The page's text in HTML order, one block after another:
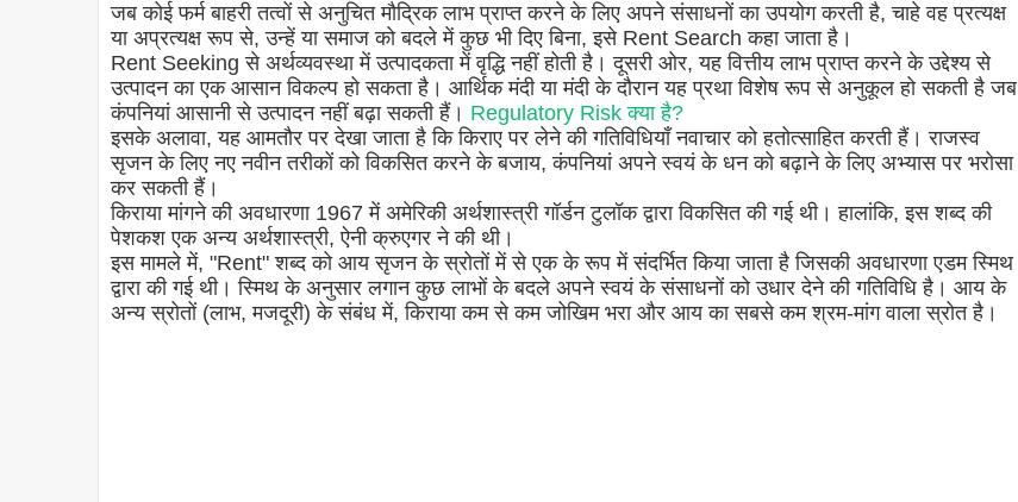
जब कोई फर्म बाहरी तत्वों से अनुचित मौद्रिक लाभ प्राप्त करने के लिए अपने संसाधनों का उपयोग करती है, चाहे वह प्रत्यक्ष
या अप्रत्यक्ष रूप से, उन्हें या समाज को बदले में कुछ भी दिए बिना, इसे Rent Search कहा जाता है।
Rent Seeking से अर्थव्यवस्था में उत्पादकता में वृद्धि नहीं होती है। दूसरी ओर, यह वित्तीय लाभ प्राप्त करने के उद्देश्य से
उत्पादन का एक आसान विकल्प हो सकता है। आर्थिक मंदी या मंदी के दौरान यह प्रथा विशेष रूप से अनुकूल हो सकती है जब
कंपनियां आसानी से उत्पादन नहीं बढ़ा सकती हैं। Regulatory Risk क्या है?
इसके अलावा, यह आमतौर पर देखा जाता है कि किराए पर लेने की गतिविधियाँ नवाचार को हतोत्साहित करती हैं। राजस्व
सृजन के लिए नए नवीन तरीकों को विकसित करने के बजाय, कंपनियां अपने स्वयं के धन को बढ़ाने के लिए अभ्यास पर भरोसा
कर सकती हैं।
किराया मांगने की अवधारणा 1967 में अमेरिकी अर्थशास्त्री गॉर्डन टुलॉक द्वारा विकसित की गई थी। हालांकि, इस शब्द की
पेशकश एक अन्य अर्थशास्त्री, ऐनी क्रुएगर ने की थी।
इस मामले में, "Rent" शब्द को आय सृजन के स्रोतों में से एक के रूप में संदर्भित किया जाता है जिसकी अवधारणा एडम स्मिथ
द्वारा की गई थी। स्मिथ के अनुसार लगान कुछ लाभों के बदले अपने स्वयं के संसाधनों को उधार देने की गतिविधि है। आय के
अन्य स्रोतों (लाभ, मजदूरी) के संबंध में, किराया कम से कम जोखिम भरा और आय का सबसे कम श्रम-मांग वाला स्रोत है।